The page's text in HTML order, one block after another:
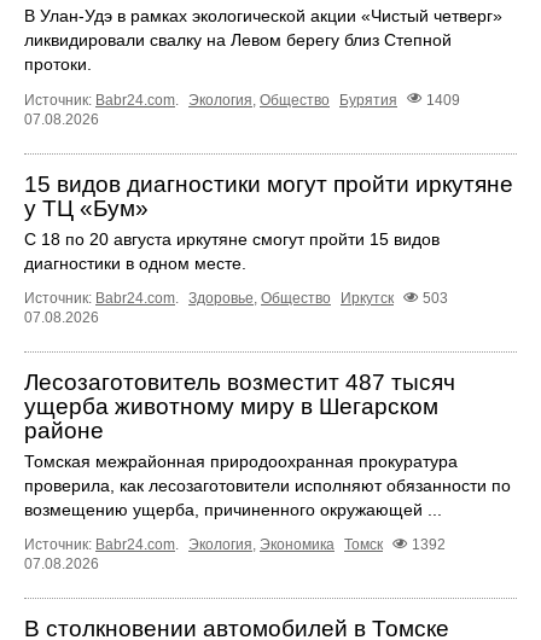
В Улан-Удэ в рамках экологической акции «Чистый четверг»
ликвидировали свалку на Левом берегу близ Степной
протоки.
Источник: Babr24.com Экология Общество Бурятия
1409
07.08.2026
15 видов диагностики могут пройти иркутяне
у ТЦ «Бум»
С 18 по 20 августа иркутяне смогут пройти 15 видов
диагностики в одном месте.
Источник: Babr24.com Здоровье Общество Иркутск
503
07.08.2026
Лесозаготовитель возместит 487 тысяч
ущерба животному миру в Шегарском
районе
Томская межрайонная природоохранная прокуратура
проверила, как лесозаготовители исполняют обязанности по
возмещению ущерба, причиненного окружающей ...
Источник: Babr24.com Экология Экономика Томск
1392
07.08.2026
В столкновении автомобилей в Томске